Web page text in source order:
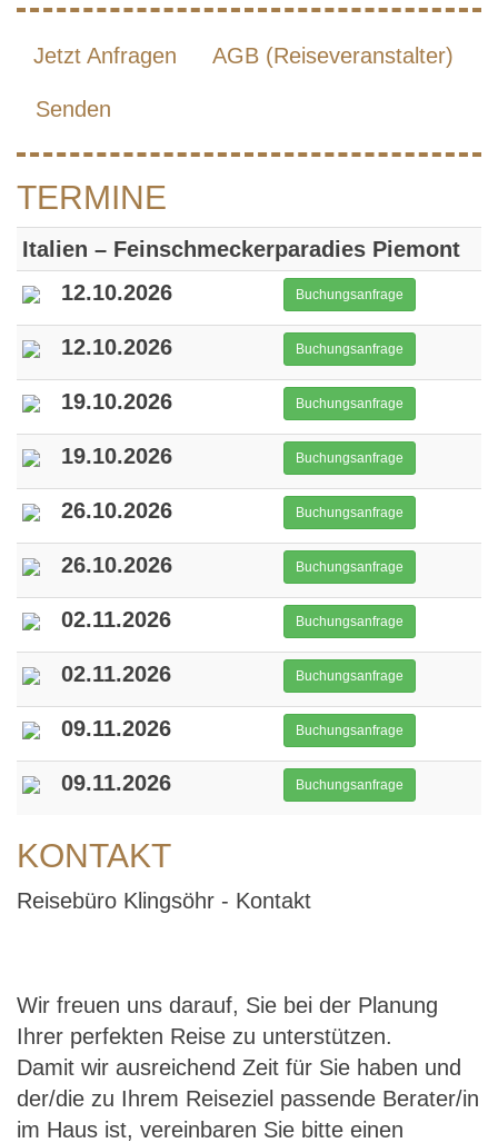
Jetzt Anfragen AGB (Reiseveranstalter)
Senden
TERMINE
Italien – Feinschmeckerparadies Piemont
12.10.2026
Buchungsanfrage
12.10.2026 Buchungsanfrage
19.10.2026 Buchungsanfrage
19.10.2026 Buchungsanfrage
26.10.2026 Buchungsanfrage
26.10.2026 Buchungsanfrage
02.11.2026 Buchungsanfrage
02.11.2026 Buchungsanfrage
09.11.2026 Buchungsanfrage
09.11.2026 Buchungsanfrage
KONTAKT
Reisebüro Klingsöhr - Kontakt
Wir freuen uns darauf, Sie bei der Planung
Ihrer perfekten Reise zu unterstützen.
Damit wir ausreichend Zeit für Sie haben und
der/die zu Ihrem Reiseziel passende Berater/in
im Haus ist, vereinbaren Sie bitte einen